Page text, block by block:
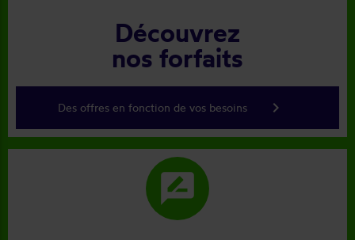
Découvrez
nos forfaits
Des offres en fonction de vos besoins keyboard_arrow_right
rate_review